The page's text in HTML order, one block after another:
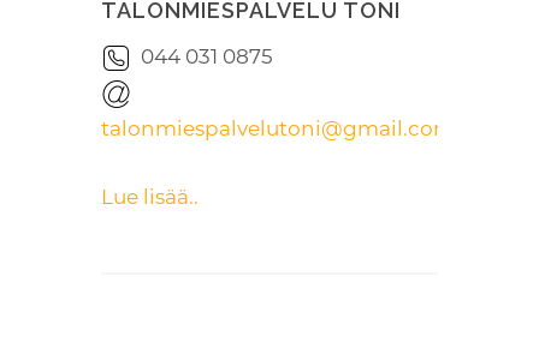
TALONMIESPALVELU TONI
044 031 0875
talonmiespalvelutoni@gmail.com
Lue lisää..